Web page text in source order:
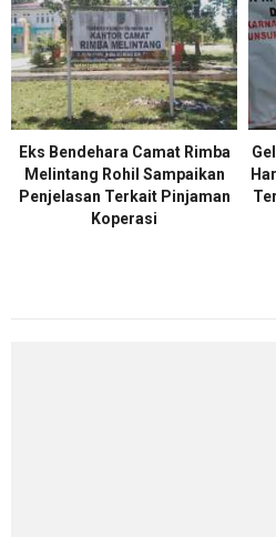
Eks Bendehara Camat Rimba
Melintang Rohil Sampaikan
Penjelasan Terkait Pinjaman
Koperasi